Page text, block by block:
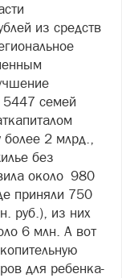
из средств
семей
2 млрд.,
без
около 980
приняли 750
руб.), из них
6 млн. А вот
для ребенка-